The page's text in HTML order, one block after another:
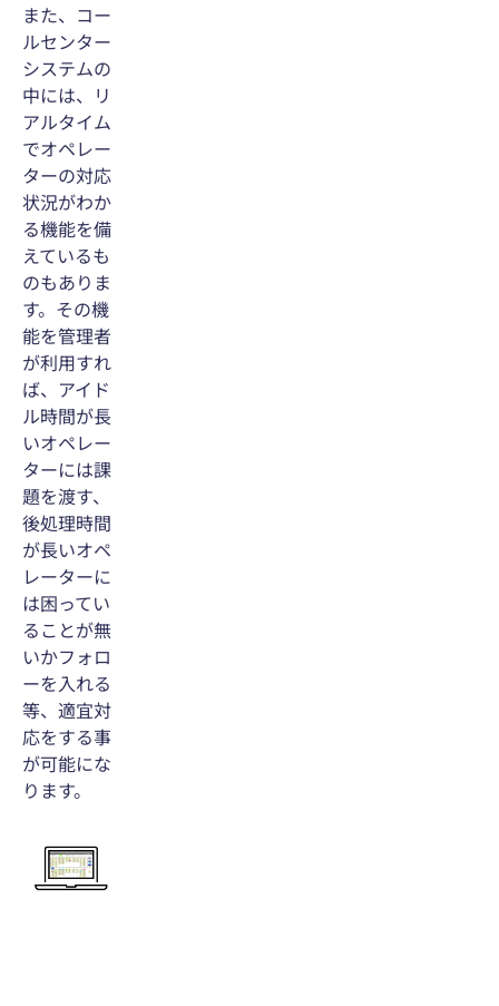
また、コー
ルセンター
システムの
中には、リ
アルタイム
でオペレー
ターの対応
状況がわか
る機能を備
えているも
のもありま
す。その機
能を管理者
が利用すれ
ば、アイド
ル時間が長
いオペレー
ターには課
題を渡す、
後処理時間
が長いオペ
レーターに
は困ってい
ることが無
いかフォロ
ーを入れる
等、適宜対
応をする事
が可能にな
ります。